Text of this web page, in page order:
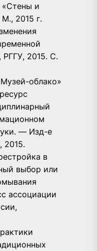
и
2015 г.
2015. С.
облако»
— Изд-е
2015.
в
выбор или
ассоциации